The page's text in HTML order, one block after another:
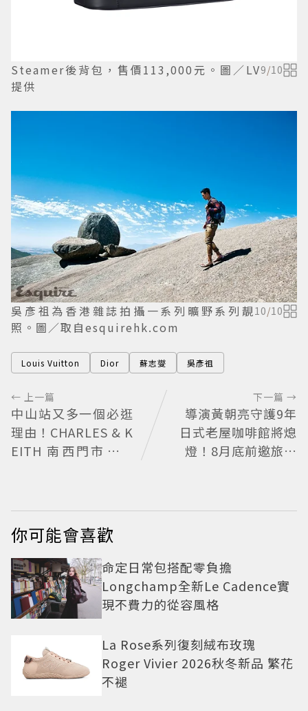
Steamer後背包，售價113,000元。圖／LV
提供
9/10
吳彥祖為香港雜誌拍攝一系列曠野系列靚
照。圖／取自esquirehk.com
10/10
Louis Vuitton Dior 蘇志燮 吳彥祖
← 上一篇
中山站又多一個必逛
理由！CHARLES & K
EITH 南西門市全新
時尚
下一篇 →
導演黃朝亮守護9年
日式老屋咖啡館將熄
燈！8月底前邀旅人
你可能會喜歡
命定日常包搭配零負擔
Longchamp全新Le Cadence實
現不費力的從容風格
La Rose系列復刻絨布玫瑰
Roger Vivier 2026秋冬新品 繁花
不褪